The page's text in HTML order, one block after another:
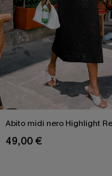
Abito midi nero Highlight
49,00 €